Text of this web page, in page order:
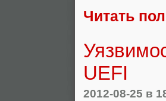
Читать
UEFI
2012-08-25 в